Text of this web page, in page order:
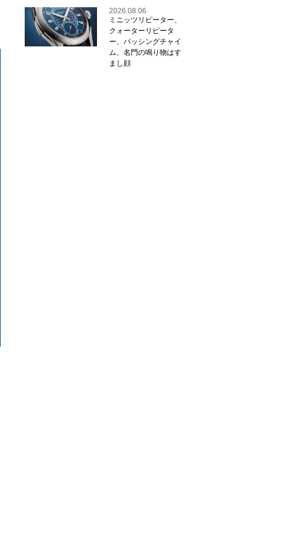
2026.08.06
ミニッツリピーター、
クォーターリピータ
ー、パッシングチャイ
ム、名門の鳴り物はす
まし顔